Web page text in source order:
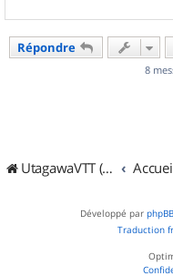
Répondre
8
UtagawaVTT (Randos VTT et VTTAE avec traces GPS)
Développé par phpBB
Traduction